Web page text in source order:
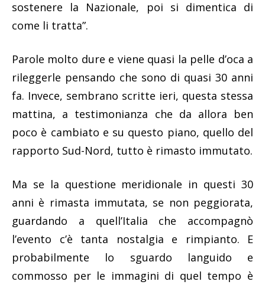
sostenere la Nazionale, poi si dimentica di
come li tratta”.
Parole molto dure e viene quasi la pelle d’oca a
rileggerle pensando che sono di quasi 30 anni
fa. Invece, sembrano scritte ieri, questa stessa
mattina, a testimonianza che da allora ben
poco è cambiato e su questo piano, quello del
rapporto Sud-Nord, tutto è rimasto immutato.
Ma se la questione meridionale in questi 30
anni è rimasta immutata, se non peggiorata,
guardando a quell’Italia che accompagnò
l’evento c’è tanta nostalgia e rimpianto. E
probabilmente lo sguardo languido e
commosso per le immagini di quel tempo è